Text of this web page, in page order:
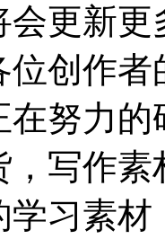
会更新
位创作
在努力
，写作
学习素